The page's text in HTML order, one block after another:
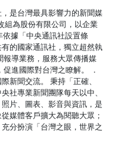
是台灣最具影響力的新聞媒
組為股份有限公司，以企業
據「中央通訊社設置條
的國家通訊社，獨立超然執
導業務，服務大眾傳播媒
進國際對台灣之瞭解。 ．
新聞交流。 秉持「正確、
社專業新聞團隊每天以中、
片、圖表、影音與資訊，是
媒體客戶擴大為閱聽大眾；
分扮演「台灣之眼，世界之